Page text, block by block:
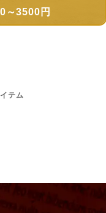
～3500円
テム